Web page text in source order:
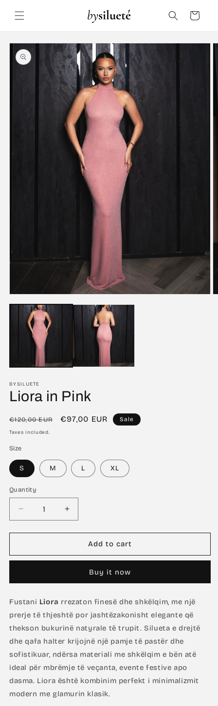
content
Cart
Skip to
product
information
media
BYSILUETE
Liora in Pink
Regular
price
€120,00 EUR
Sale
€97,00 EUR Sale
Taxes included.
Size
S M L XL
Quantity
Decrease
quantity
for
in
Increase
quantity
for
in
Add to cart
Buy it now
Fustani Liora rrezaton finesë dhe shkëlqim, me një
prerje të thjeshtë por jashtëzakonisht elegante që
thekson bukurinë natyrale të trupit. Silueta e drejtë
dhe qafa halter krijojnë një pamje të pastër dhe
sofistikuar, ndërsa materiali me shkëlqim e bën atë
ideal për mbrëmje të veçanta, evente festive apo
dasma. Liora është kombinim perfekt i minimalizmit
modern me glamurin klasik.